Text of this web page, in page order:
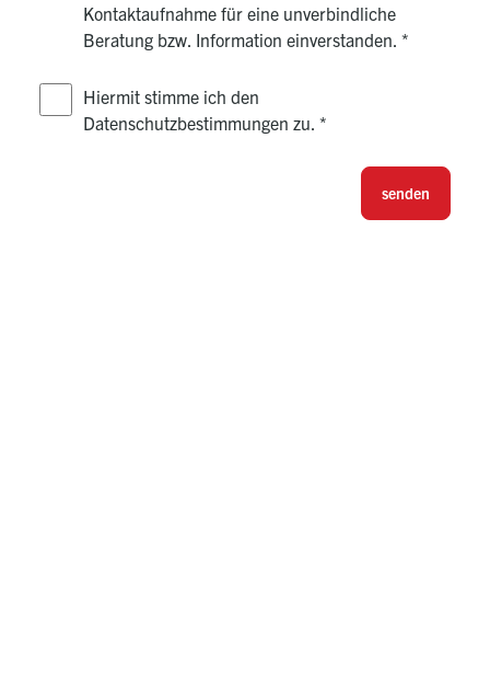
Kontaktaufnahme für eine unverbindliche
Beratung bzw. Information einverstanden. *
Hiermit stimme ich den
Datenschutzbestimmungen zu. *
senden